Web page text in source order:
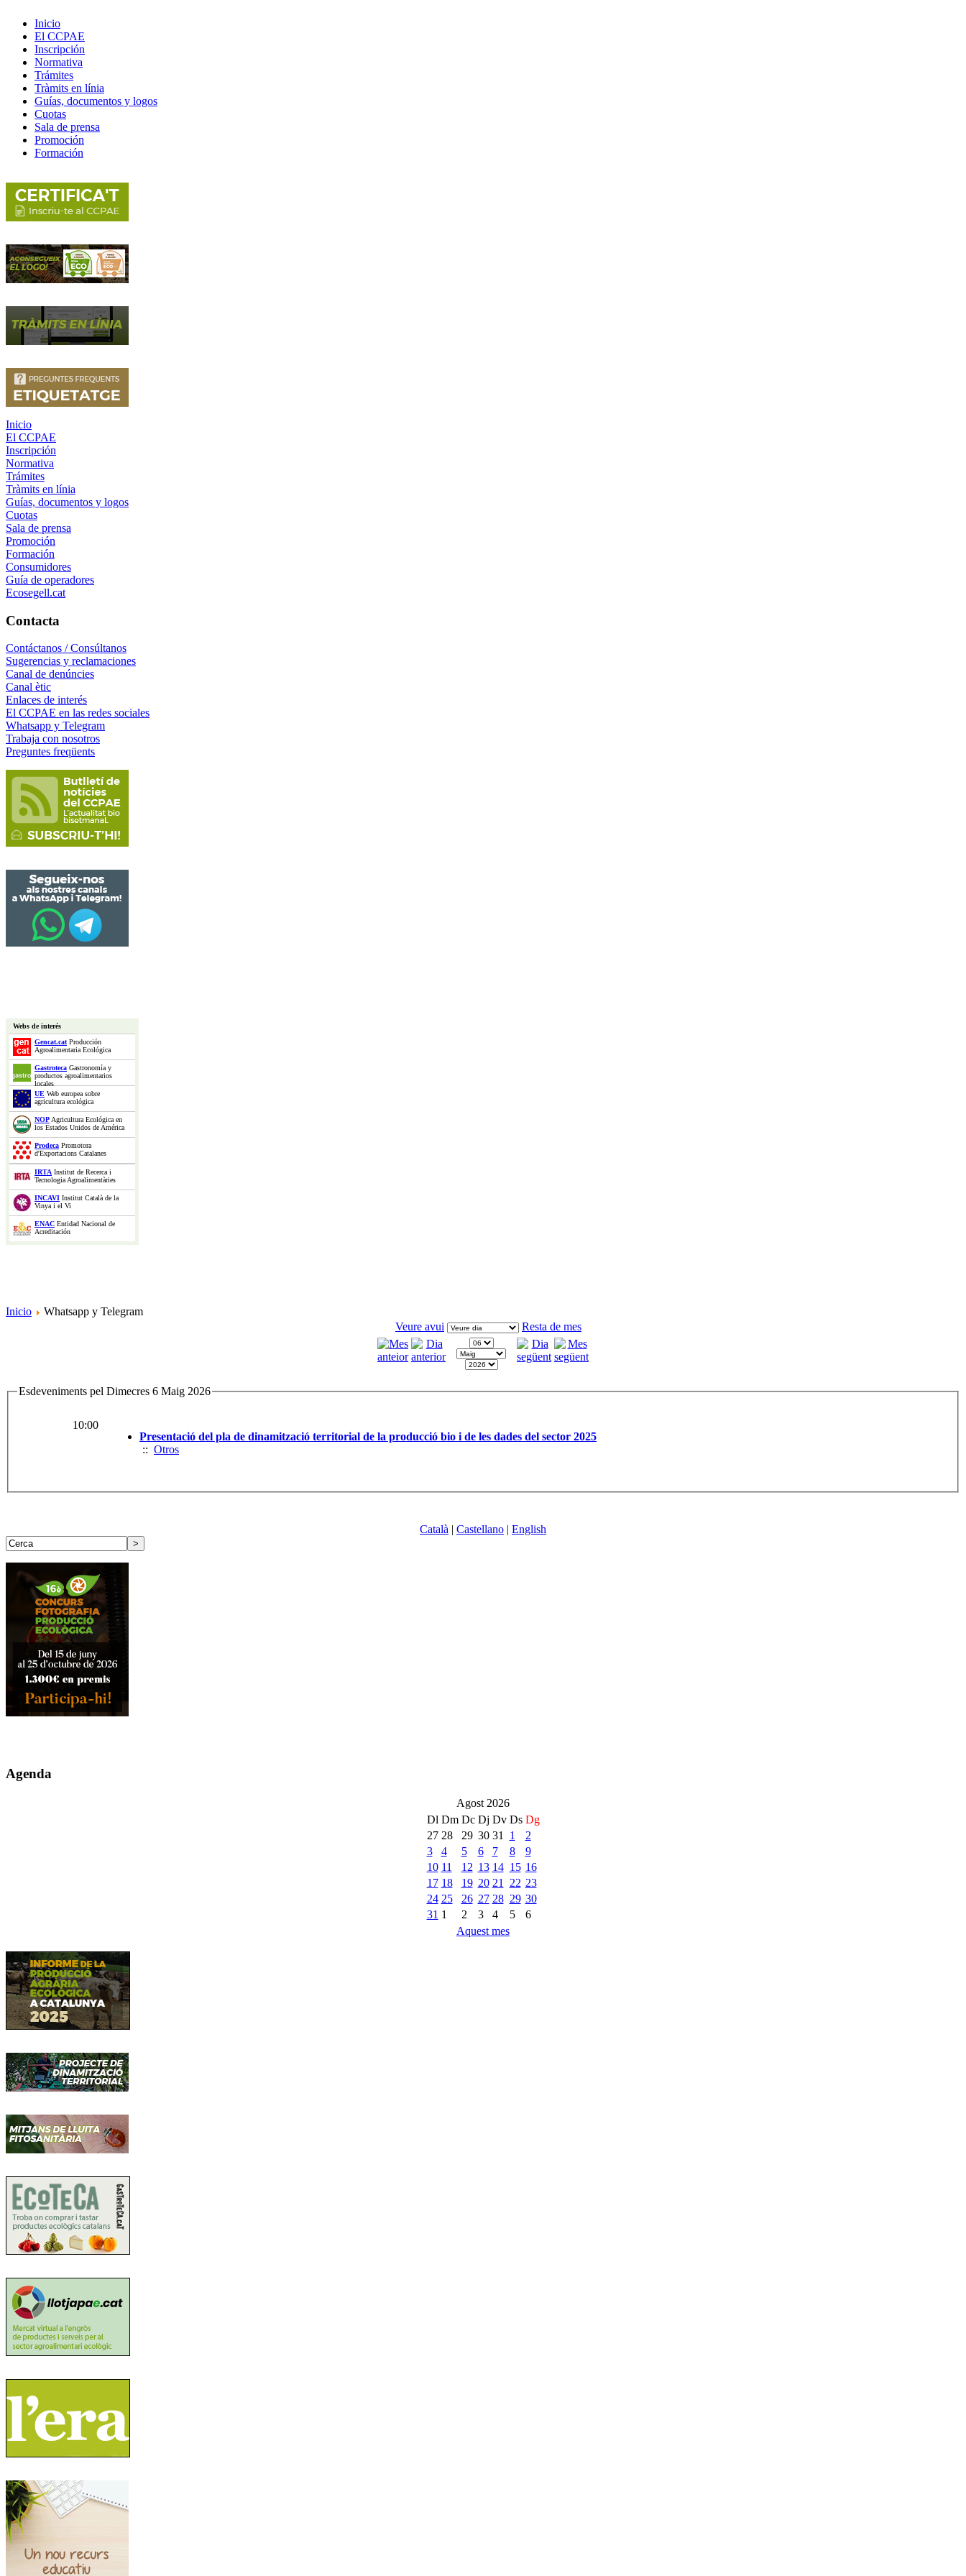
Inicio
El CCPAE
Inscripción
Normativa
Trámites
Tràmits en línia
Guías, documentos y logos
Cuotas
Sala de prensa
Promoción
Formación
Inicio
El CCPAE
Inscripción
Normativa
Trámites
Tràmits en línia
Guías, documentos y logos
Cuotas
Sala de prensa
Promoción
Formación
Consumidores
Guía de operadores
Ecosegell.cat
Contacta
Contáctanos / Consúltanos
Sugerencias y reclamaciones
Canal de denúncies
Canal ètic
Enlaces de interés
El CCPAE en las redes sociales
Whatsapp y Telegram
Trabaja con nosotros
Preguntes freqüents
Webs de interés
Gencat.catProducción
Agroalimentaria Ecológica
Gastroteca Gastronomía y
productos agroalimentarios
locales
UE Web europea sobre
agricultura ecológica
NOPAgricultura Ecológica en
los Estados Unidos de América
Prodeca Promotora
d'Exportacions Catalanes
IRTA Institut de Recerca i
Tecnologia Agroalimentàries
INCAVI Institut Català de la
Vinya i el Vi
ENAC Entidad Nacional de
Acreditación
Inicio
Whatsapp y Telegram
Veure avui
Resta de mes
Esdeveniments pel Dimecres 6 Maig 2026
10:00
Presentació del pla de dinamització territorial de la producció bio i de les dades del sector 2025
:: Otros
Català | Castellano | English
Agenda
Agost 2026
Dl Dm Dc Dj Dv Ds Dg
27 28 29 30 31 1
2
3
4 5 6 7 8
9
10 11 12 13 14 15 16
17 18 19 20 21 22 23
24 25 26 27 28 29 30
31 1 2 3 4 5
6
Aquest mes